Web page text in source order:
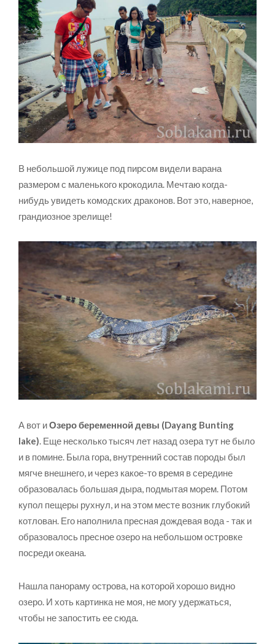
В небольшой лужице под пирсом видели варана
размером с маленького крокодила. Мечтаю когда-
нибудь увидеть комодских драконов. Вот это, наверное,
грандиозное зрелище!
А вот иОзеро беременной девы (Dayang Bunting
lake). Еще несколько тысяч лет назад озера тут не было
и в помине. Была гора, внутренний состав породы был
мягче внешнего, и через какое-то время в середине
образовалась большая дыра, подмытая морем. Потом
купол пещеры рухнул, и на этом месте возник глубокий
котлован. Его наполнила пресная дождевая вода - так и
образовалось пресное озеро на небольшом островке
посреди океана.
Нашла панораму острова, на которой хорошо видно
озеро. И хоть картинка не моя, не могу удержаться,
чтобы не запостить ее сюда.